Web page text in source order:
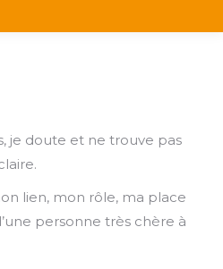
je doute et ne trouve pas
lien, mon rôle, ma place
personne très chère à